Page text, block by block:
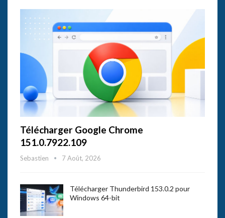
Télécharger Google Chrome
151.0.7922.109
Sebastien 7 Août, 2026
Télécharger Thunderbird 153.0.2 pour
Windows 64-bit